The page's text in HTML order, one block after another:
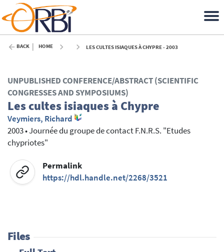
BACK HOME LES CULTES ISIAQUES À CHYPRE - 2003
UNPUBLISHED CONFERENCE/ABSTRACT (SCIENTIFIC
CONGRESSES AND SYMPOSIUMS)
Les cultes isiaques à Chypre
Veymiers, Richard
2003•Journée du groupe de contact F.N.R.S. "Etudes
chypriotes"
Permalink
https://hdl.handle.net/2268/3521
Files